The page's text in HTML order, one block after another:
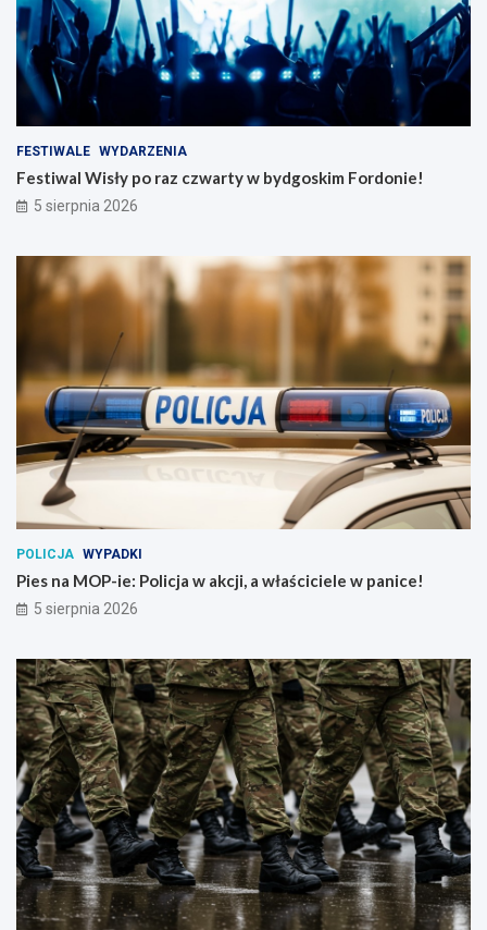
FESTIWALE WYDARZENIA
Festiwal Wisły po raz czwarty w bydgoskim Fordonie!
5 sierpnia 2026
POLICJA WYPADKI
Pies na MOP-ie: Policja w akcji, a właściciele w panice!
5 sierpnia 2026